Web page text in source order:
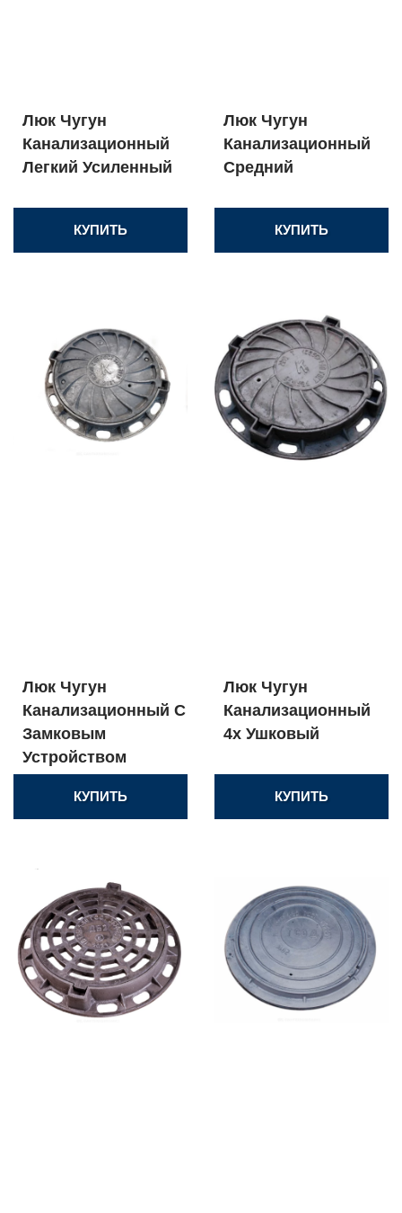
Люк Чугун
Канализационный
Легкий Усиленный
КУПИТЬ
Люк Чугун
Канализационный
Средний
КУПИТЬ
Люк Чугун
Канализационный С
Замковым
Устройством
КУПИТЬ
Люк Чугун
Канализационный
4х Ушковый
КУПИТЬ